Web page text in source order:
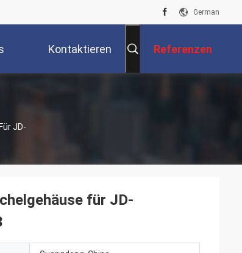
German
Kontaktieren Referenzen
JD-
für JD-